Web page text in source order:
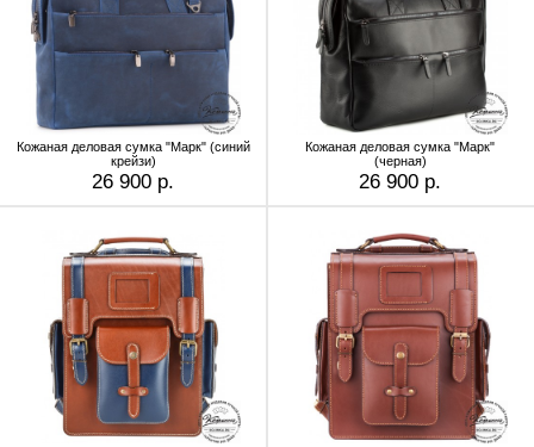
Кожаная деловая сумка "Марк" (синий
крейзи)
26 900 р.
Кожаная деловая сумка "Марк"
(черная)
26 900 р.